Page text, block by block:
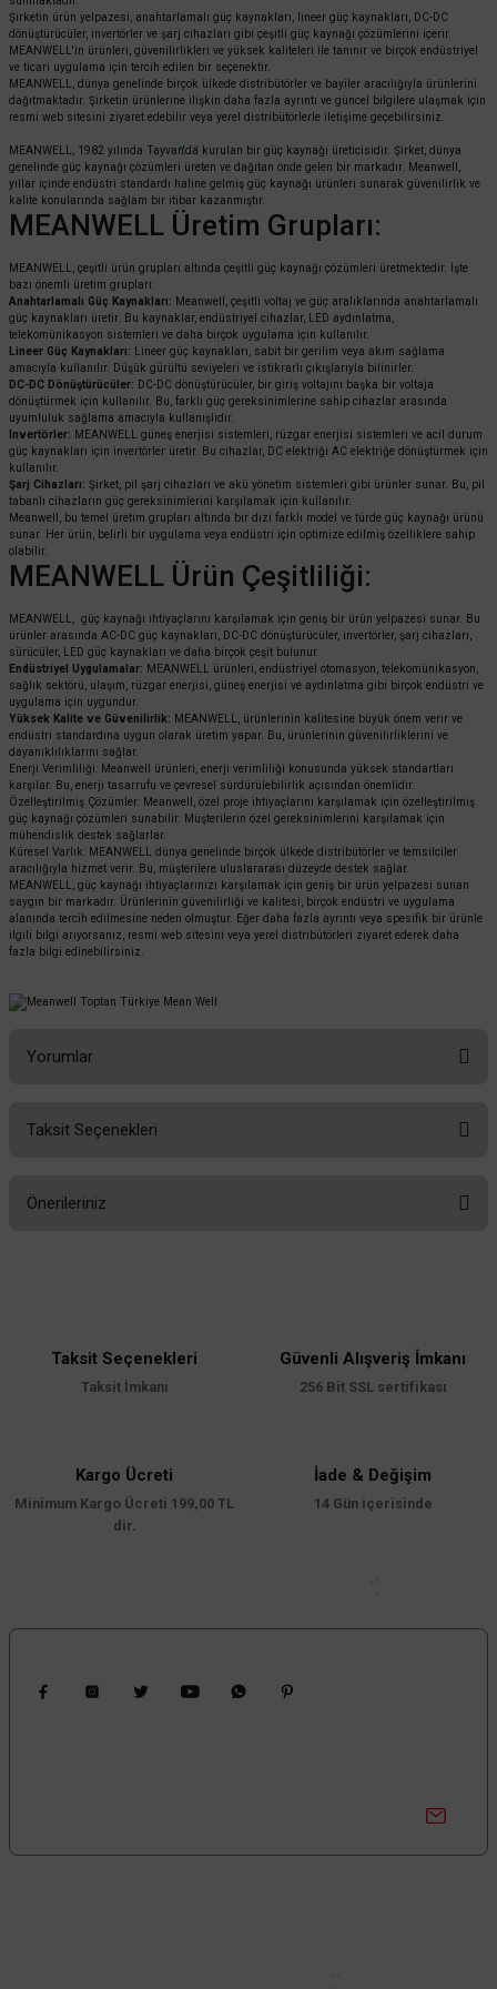
Şirketin ürün yelpazesi, anahtarlamalı güç kaynakları, lineer güç kaynakları, DC-DC
dönüştürücüler, invertörler ve şarj cihazları gibi çeşitli güç kaynağı çözümlerini içerir.
MEANWELL'in ürünleri, güvenilirlikleri ve yüksek kaliteleri ile tanınır ve birçok endüstriyel
ve ticari uygulama için tercih edilen bir seçenektir.
MEANWELL, dünya genelinde birçok ülkede distribütörler ve bayiler aracılığıyla ürünlerini
dağıtmaktadır. Şirketin ürünlerine ilişkin daha fazla ayrıntı ve güncel bilgilere ulaşmak için
resmi web sitesini ziyaret edebilir veya yerel distribütörlerle iletişime geçebilirsiniz.
MEANWELL, 1982 yılında Tayvan'da kurulan bir güç kaynağı üreticisidir. Şirket, dünya
genelinde güç kaynağı çözümleri üreten ve dağıtan önde gelen bir markadır. Meanwell,
yıllar içinde endüstri standardı haline gelmiş güç kaynağı ürünleri sunarak güvenilirlik ve
kalite konularında sağlam bir itibar kazanmıştır.
MEANWELL Üretim Grupları:
MEANWELL, çeşitli ürün grupları altında çeşitli güç kaynağı çözümleri üretmektedir. İşte
bazı önemli üretim grupları:
Anahtarlamalı Güç Kaynakları: Meanwell, çeşitli voltaj ve güç aralıklarında anahtarlamalı
güç kaynakları üretir. Bu kaynaklar, endüstriyel cihazlar, LED aydınlatma,
telekomünikasyon sistemleri ve daha birçok uygulama için kullanılır.
Lineer Güç Kaynakları: Lineer güç kaynakları, sabit bir gerilim veya akım sağlama
amacıyla kullanılır. Düşük gürültü seviyeleri ve istikrarlı çıkışlarıyla bilinirler.
DC-DC Dönüştürücüler: DC-DC dönüştürücüler, bir giriş voltajını başka bir voltaja
dönüştürmek için kullanılır. Bu, farklı güç gereksinimlerine sahip cihazlar arasında
uyumluluk sağlama amacıyla kullanışlıdır.
Invertörler: MEANWELL güneş enerjisi sistemleri, rüzgar enerjisi sistemleri ve acil durum
güç kaynakları için invertörler üretir. Bu cihazlar, DC elektriği AC elektriğe dönüştürmek için
kullanılır.
Şarj Cihazları: Şirket, pil şarj cihazları ve akü yönetim sistemleri gibi ürünler sunar. Bu, pil
tabanlı cihazların güç gereksinimlerini karşılamak için kullanılır.
Meanwell, bu temel üretim grupları altında bir dizi farklı model ve türde güç kaynağı ürünü
sunar. Her ürün, belirli bir uygulama veya endüstri için optimize edilmiş özelliklere sahip
olabilir.
MEANWELL Ürün Çeşitliliği:
MEANWELL, güç kaynağı ihtiyaçlarını karşılamak için geniş bir ürün yelpazesi sunar. Bu
ürünler arasında AC-DC güç kaynakları, DC-DC dönüştürücüler, invertörler, şarj cihazları,
sürücüler, LED güç kaynakları ve daha birçok çeşit bulunur.
Endüstriyel Uygulamalar: MEANWELL ürünleri, endüstriyel otomasyon, telekomünikasyon,
sağlık sektörü, ulaşım, rüzgar enerjisi, güneş enerjisi ve aydınlatma gibi birçok endüstri ve
uygulama için uygundur.
Yüksek Kalite ve Güvenilirlik: MEANWELL, ürünlerinin kalitesine büyük önem verir ve
endüstri standardına uygun olarak üretim yapar. Bu, ürünlerinin güvenilirliklerini ve
dayanıklılıklarını sağlar.
Enerji Verimliliği: Meanwell ürünleri, enerji verimliliği konusunda yüksek standartları
karşılar. Bu, enerji tasarrufu ve çevresel sürdürülebilirlik açısından önemlidir.
Özelleştirilmiş Çözümler: Meanwell, özel proje ihtiyaçlarını karşılamak için özelleştirilmiş
güç kaynağı çözümleri sunabilir. Müşterilerin özel gereksinimlerini karşılamak için
mühendislik destek sağlarlar.
Küresel Varlık: MEANWELL dünya genelinde birçok ülkede distribütörler ve temsilciler
aracılığıyla hizmet verir. Bu, müşterilere uluslararası düzeyde destek sağlar.
MEANWELL, güç kaynağı ihtiyaçlarınızı karşılamak için geniş bir ürün yelpazesi sunan
saygın bir markadır. Ürünlerinin güvenilirliği ve kalitesi, birçok endüstri ve uygulama
alanında tercih edilmesine neden olmuştur. Eğer daha fazla ayrıntı veya spesifik bir ürünle
ilgili bilgi arıyorsanız, resmi web sitesini veya yerel distribütörleri ziyaret ederek daha
fazla bilgi edinebilirsiniz.
Yorumlar
Taksit Seçenekleri
Önerileriniz
Ürün resmi kalitesiz, bozuk veya görüntülenemiyor.
Ürün fiyatı diğer sitelerden daha pahalı.
Bu ürüne benzer farklı alternatifler olmalı.
Taksit Seçenekleri
Taksit İmkanı
Güvenli Alışveriş İmkanı
256 Bit SSL sertifikası
Kargo Ücreti
Minimum Kargo Ücreti 199,00 TL
dir.
İade & Değişim
14 Gün içerisinde